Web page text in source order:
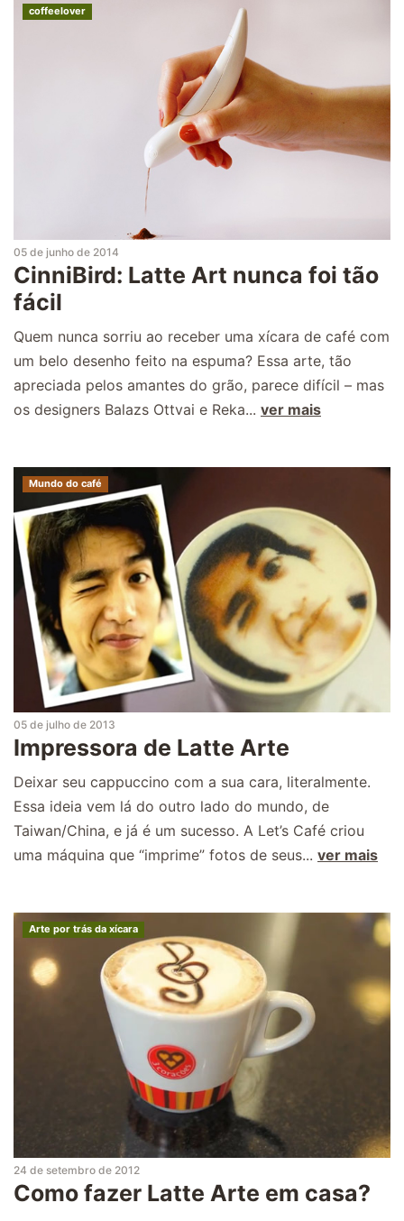
coffeelover
05 de junho de 2014
CinniBird: Latte Art nunca foi tão
fácil
Quem nunca sorriu ao receber uma xícara de café com
um belo desenho feito na espuma? Essa arte, tão
apreciada pelos amantes do grão, parece difícil – mas
os designers Balazs Ottvai e Reka... ver mais
Mundo do café
05 de julho de 2013
Impressora de Latte Arte
Deixar seu cappuccino com a sua cara, literalmente.
Essa ideia vem lá do outro lado do mundo, de
Taiwan/China, e já é um sucesso. A Let’s Café criou
uma máquina que “imprime” fotos de seus... ver mais
Arte por trás da xícara
24 de setembro de 2012
Como fazer Latte Arte em casa?